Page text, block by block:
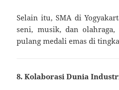
Selain itu, SMA di
seni, musik, dan olahraga,
pulang medali emas di
8. Kolaborasi Dunia